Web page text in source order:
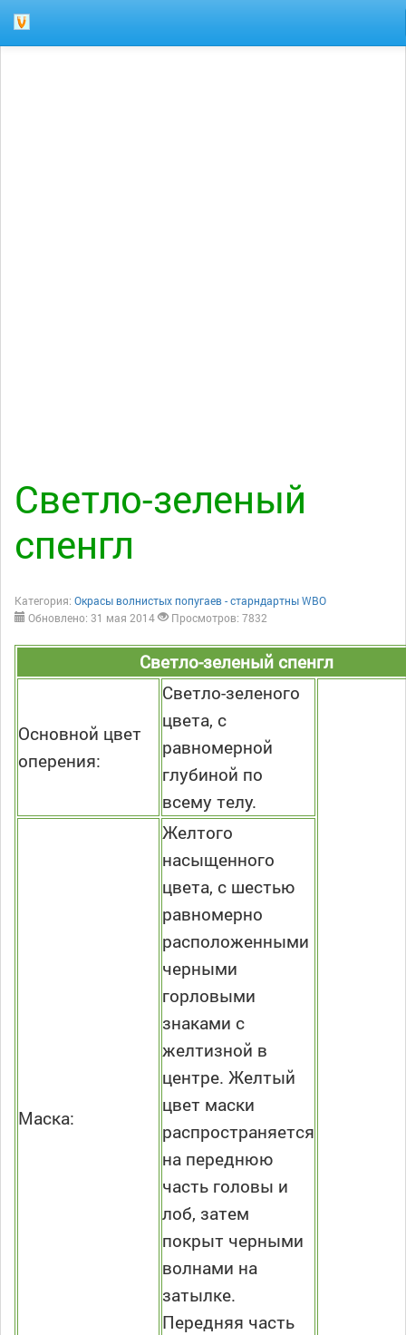
Светло-зеленый
спенгл
Категория: Окрасы волнистых попугаев - старндартны WBO
Обновлено: 31 мая 2014
Просмотров: 7832
Светло-зеленый спенгл
Основной цвет
оперения:
Светло-зеленого
цвета, с
равномерной
глубиной по
всему телу.
Маска:
Желтого
насыщенного
цвета, с шестью
равномерно
расположенными
черными
горловыми
знаками с
желтизной в
центре. Желтый
цвет маски
распространяется
на переднюю
часть головы и
лоб, затем
покрыт черными
волнами на
затылке.
Передняя часть